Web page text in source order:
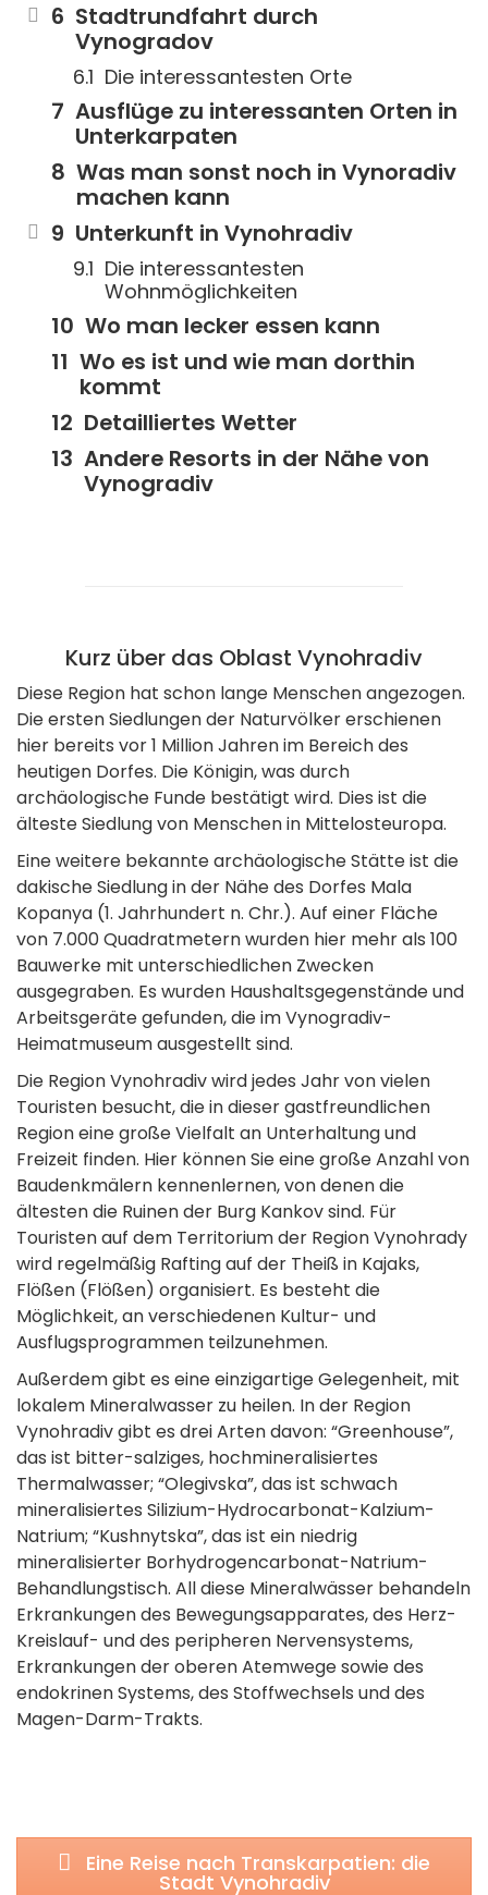
Stadtrundfahrt durch
Vynogradov
Die interessantesten Orte
Ausflüge zu interessanten Orten in
Unterkarpaten
Was man sonst noch in Vynoradiv
machen kann
Unterkunft in Vynohradiv
Die interessantesten
Wohnmöglichkeiten
Wo man lecker essen kann
Wo es ist und wie man dorthin
kommt
Detailliertes Wetter
Andere Resorts in der Nähe von
Vynogradiv
Kurz über das Oblast Vynohradiv
Diese Region hat schon lange Menschen angezogen.
Die ersten Siedlungen der Naturvölker erschienen
hier bereits vor 1 Million Jahren im Bereich des
heutigen Dorfes. Die Königin, was durch
archäologische Funde bestätigt wird. Dies ist die
älteste Siedlung von Menschen in Mittelosteuropa.
Eine weitere bekannte archäologische Stätte ist die
dakische Siedlung in der Nähe des Dorfes Mala
Kopanya (1. Jahrhundert n. Chr.). Auf einer Fläche
von 7.000 Quadratmetern wurden hier mehr als 100
Bauwerke mit unterschiedlichen Zwecken
ausgegraben. Es wurden Haushaltsgegenstände und
Arbeitsgeräte gefunden, die im Vynogradiv-
Heimatmuseum ausgestellt sind.
Die Region Vynohradiv wird jedes Jahr von vielen
Touristen besucht, die in dieser gastfreundlichen
Region eine große Vielfalt an Unterhaltung und
Freizeit finden. Hier können Sie eine große Anzahl von
Baudenkmälern kennenlernen, von denen die
ältesten die Ruinen der Burg Kankov sind. Für
Touristen auf dem Territorium der Region Vynohrady
wird regelmäßig Rafting auf der Theiß in Kajaks,
Flößen (Flößen) organisiert. Es besteht die
Möglichkeit, an verschiedenen Kultur- und
Ausflugsprogrammen teilzunehmen.
Außerdem gibt es eine einzigartige Gelegenheit, mit
lokalem Mineralwasser zu heilen. In der Region
Vynohradiv gibt es drei Arten davon: “Greenhouse”,
das ist bitter-salziges, hochmineralisiertes
Thermalwasser; “Olegivska”, das ist schwach
mineralisiertes Silizium-Hydrocarbonat-Kalzium-
Natrium; “Kushnytska”, das ist ein niedrig
mineralisierter Borhydrogencarbonat-Natrium-
Behandlungstisch. All diese Mineralwässer behandeln
Erkrankungen des Bewegungsapparates, des Herz-
Kreislauf- und des peripheren Nervensystems,
Erkrankungen der oberen Atemwege sowie des
endokrinen Systems, des Stoffwechsels und des
Magen-Darm-Trakts.
Eine Reise nach Transkarpatien: die
Stadt Vynohradiv